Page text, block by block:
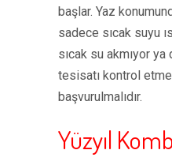
başlar. Yaz
sadece sıcak suyu
sıcak su akmıyor
tesisatı kontrol
başvurulmalıdır.
Yüzyıl